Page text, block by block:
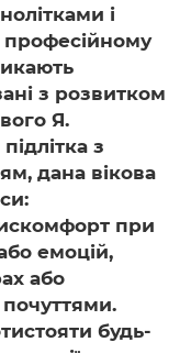
і
професійному
з розвитком
Я.
з
дана вікова
при
емоцій,
або
будь-